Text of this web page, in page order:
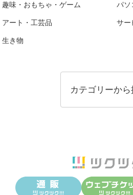
趣味・おもちゃ・ゲーム パソ
アート・工芸品 サー
生き物
カテゴリーから